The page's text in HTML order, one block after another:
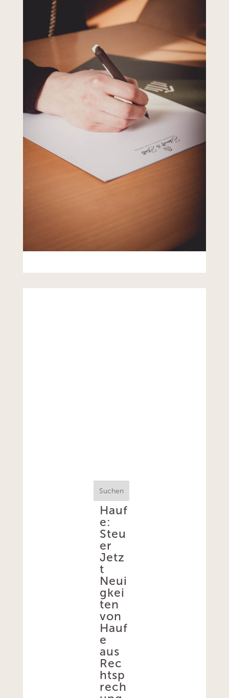
Suchen
Hauf
e:
Steu
er
Jetz
t
Neui
gkei
ten
von
Hauf
e
aus
Rec
htsp
rech